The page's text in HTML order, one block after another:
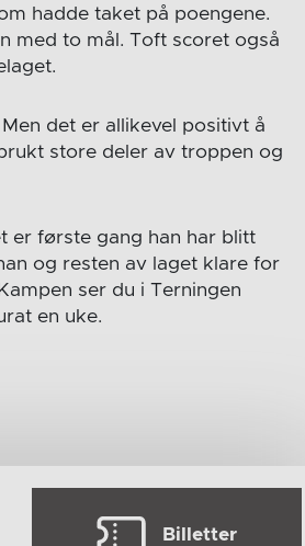
hadde taket på poengene.
med to mål. Toft scoret også
det er allikevel positivt å
store deler av troppen og
er første gang han har blitt
og resten av laget klare for
ser du i Terningen
en uke.
Billetter